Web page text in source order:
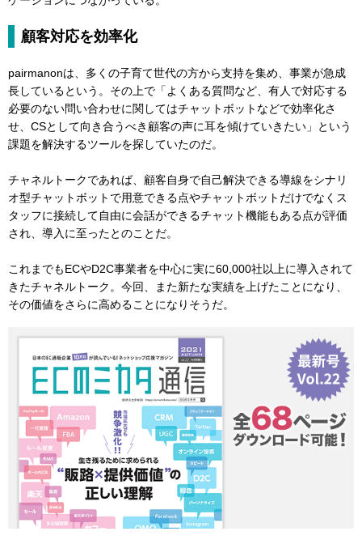
顧客対応を効率化
pairmanonは、多くの子育て世代の方から支持を集め、事業が急成
長しているという。その上で「よくある質問など、有人で対応する
必要のない問い合わせに関してはチャットボットなどで効率化さ
せ、CSとして向き合うべき顧客の声に耳を傾けていきたい」という
課題を解決するツールを探していたのだ。
チャネルトークであれば、顧客自身で自己解決できる導線をシナリ
オ型チャットボットで用意できる点やチャットボットだけでなくス
タッフに接続して自由に会話ができるチャット機能もある点が評価
され、導入に至ったとのことだ。
これまでもECやD2C事業者を中心に実に60,000社以上に導入されて
きたチャネルトーク。今回、また新たな実績を上げたことになり、
その価値をさらに高めることになりそうだ。